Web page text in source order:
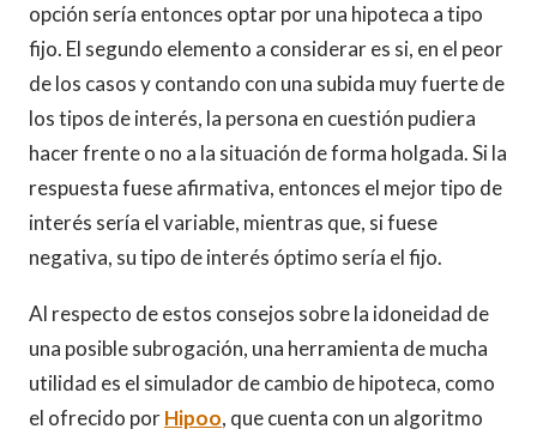
opción sería entonces optar por una hipoteca a tipo
fijo. El segundo elemento a considerar es si, en el peor
de los casos y contando con una subida muy fuerte de
los tipos de interés, la persona en cuestión pudiera
hacer frente o no a la situación de forma holgada. Si la
respuesta fuese afirmativa, entonces el mejor tipo de
interés sería el variable, mientras que, si fuese
negativa, su tipo de interés óptimo sería el fijo.
Al respecto de estos consejos sobre la idoneidad de
una posible subrogación, una herramienta de mucha
utilidad es el simulador de cambio de hipoteca, como
el ofrecido porHipoo, que cuenta con un algoritmo